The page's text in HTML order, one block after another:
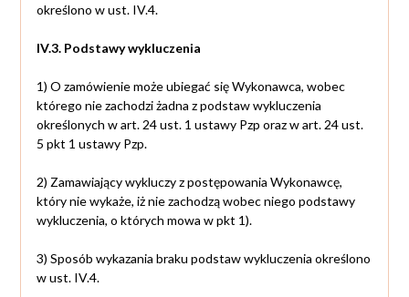
określono w ust. IV.4.
IV.3. Podstawy wykluczenia
1) O zamówienie może ubiegać się Wykonawca, wobec
którego nie zachodzi żadna z podstaw wykluczenia
określonych w art. 24 ust. 1 ustawy Pzp oraz w art. 24 ust.
5 pkt 1 ustawy Pzp.
2) Zamawiający wykluczy z postępowania Wykonawcę,
który nie wykaże, iż nie zachodzą wobec niego podstawy
wykluczenia, o których mowa w pkt 1).
3) Sposób wykazania braku podstaw wykluczenia określono
w ust. IV.4.